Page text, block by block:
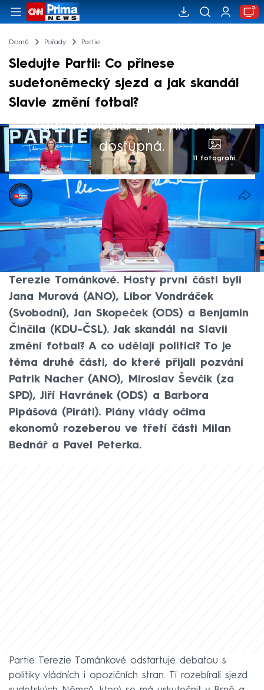
Domů Pořady Partie
Sledujte Partii: Co přinese
sudetoněmecký sjezd a jak skandál
Slavie změní fotbal?
Žádná položka z playlistu není
dostupná.
11 fotografií
CNN Prima NEWS
Akt. 17. kvě 2026, 10:23
• 16. kvě 2026, 12:43
Co přinese sudetoněmecký sněm v Brně?
Smíření, nebo rozbroje? Na to hledala
odpověď široká politická debata v Partii
Terezie Tománkové. Hosty první části byli
Jana Murová (ANO), Libor Vondráček
(Svobodní), Jan Skopeček (ODS) a Benjamin
Činčila (KDU-ČSL). Jak skandál na Slavii
změní fotbal? A co udělají politici? To je
téma druhé části, do které přijali pozvání
Patrik Nacher (ANO), Miroslav Ševčík (za
SPD), Jiří Havránek (ODS) a Barbora
Pipášová (Piráti). Plány vlády očima
ekonomů rozeberou ve třetí části Milan
Bednář a Pavel Peterka.
Partie Terezie Tománkové odstartuje debatou s
politiky vládních i opozičních stran. Ti rozebírali sjezd